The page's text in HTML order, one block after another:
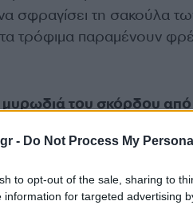
- Do Not Process My
to opt-out of the sale, sharing to
information for targeted advertising
να σφραγίσει τη σακούλα
τρόφιμα παραμένουν
του σκόρδου